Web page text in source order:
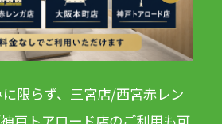
限らず、三宮店/西宮赤レン